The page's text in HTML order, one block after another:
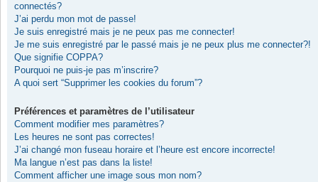
connectés?
J’ai perdu mon mot de passe!
Je suis enregistré mais je ne peux pas me connecter!
Je me suis enregistré par le passé mais je ne peux plus me connecter?!
Que signifie COPPA?
Pourquoi ne puis-je pas m’inscrire?
A quoi sert “Supprimer les cookies du forum”?
Préférences et paramètres de l’utilisateur
Comment modifier mes paramètres?
Les heures ne sont pas correctes!
J’ai changé mon fuseau horaire et l’heure est encore incorrecte!
Ma langue n’est pas dans la liste!
Comment afficher une image sous mon nom?